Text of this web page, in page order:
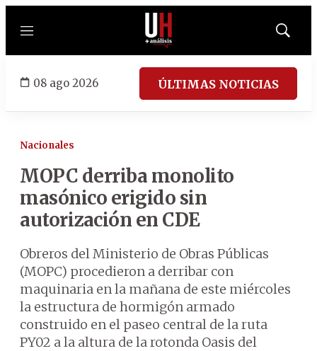
Menú
Mostrar
08 ago 2026 ÚLTIMAS NOTICIAS
Nacionales
MOPC derriba monolito
masónico erigido sin
autorización en CDE
Obreros del Ministerio de Obras Públicas
(MOPC) procedieron a derribar con
maquinaria en la mañana de este miércoles
la estructura de hormigón armado
construido en el paseo central de la ruta
PY02 a la altura de la rotonda Oasis del